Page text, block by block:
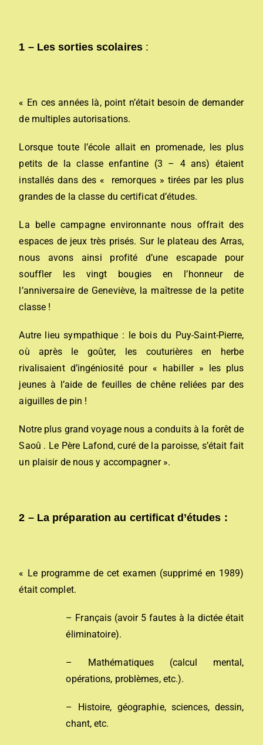
1 – Les sorties scolaires:
« En ces années là, point n’était besoin de demander
de multiples autorisations.
Lorsque toute l’école allait en promenade, les plus
petits de la classe enfantine (3 – 4 ans) étaient
installés dans des « remorques » tirées par les plus
grandes de la classe du certificat d’études.
La belle campagne environnante nous offrait des
espaces de jeux très prisés. Sur le plateau des Arras,
nous avons ainsi profité d’une escapade pour
souffler les vingt bougies en l’honneur de
l’anniversaire de Geneviève, la maîtresse de la petite
classe !
Autre lieu sympathique : le bois du Puy-Saint-Pierre,
où après le goûter, les couturières en herbe
rivalisaient d’ingéniosité pour « habiller » les plus
jeunes à l’aide de feuilles de chêne reliées par des
aiguilles de pin !
Notre plus grand voyage nous a conduits à la forêt de
Saoû . Le Père Lafond, curé de la paroisse, s’était fait
un plaisir de nous y accompagner ».
2 – La préparation au certificat d’études :
« Le programme de cet examen (supprimé en 1989)
était complet.
– Français (avoir 5 fautes à la dictée était
éliminatoire).
– Mathématiques (calcul mental,
opérations, problèmes, etc.).
– Histoire, géographie, sciences, dessin,
chant, etc.